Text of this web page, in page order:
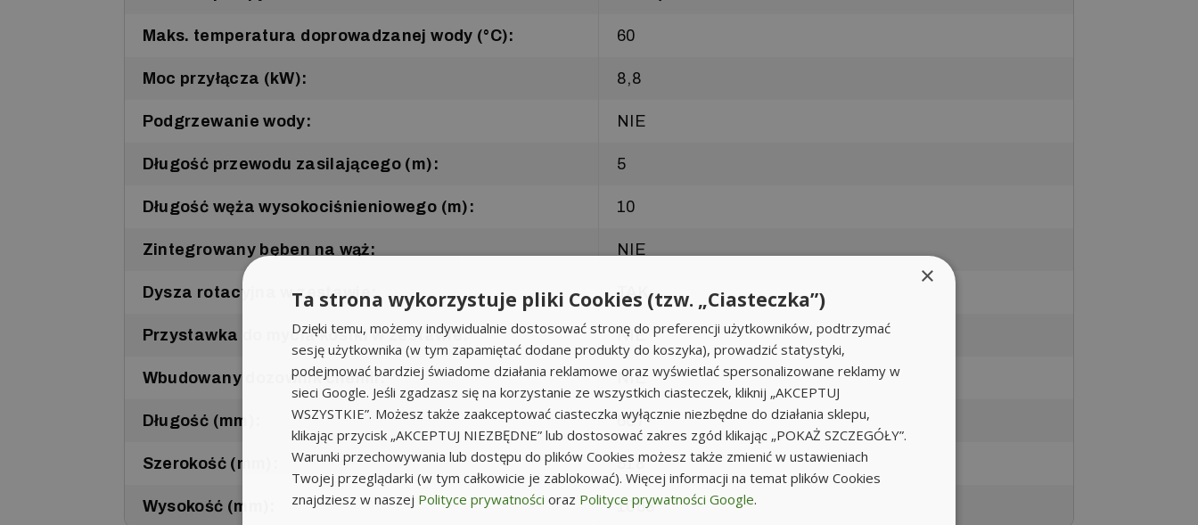
Maks. temperatura doprowadzanej wody (°C): 60
Moc przyłącza (kW): 8,8
Podgrzewanie wody: NIE
Długość przewodu zasilającego (m): 5
Długość węża wysokociśnieniowego (m): 10
Zintegrowany bęben na wąż: NIE
Dysza rotacyjna w zestawie: TAK
Przystawka do mycia kostki w zestawie: NIE
Wbudowany dozownik chemii: NIE
Długość (mm): 607
Szerokość (mm): 518
Wysokość (mm): 1063
×
Ta strona wykorzystuje pliki Cookies (tzw. „Ciasteczka”)
Dzięki temu, możemy indywidualnie dostosować stronę do preferencji użytkowników, podtrzymać
sesję użytkownika (w tym zapamiętać dodane produkty do koszyka), prowadzić statystyki,
podejmować bardziej świadome działania reklamowe oraz wyświetlać spersonalizowane reklamy w
sieci Google. Jeśli zgadzasz się na korzystanie ze wszystkich ciasteczek, kliknij „AKCEPTUJ
WSZYSTKIE”. Możesz także zaakceptować ciasteczka wyłącznie niezbędne do działania sklepu,
klikając przycisk „AKCEPTUJ NIEZBĘDNE” lub dostosować zakres zgód klikając „POKAŻ SZCZEGÓŁY”.
Warunki przechowywania lub dostępu do plików Cookies możesz także zmienić w ustawieniach
Twojej przeglądarki (w tym całkowicie je zablokować). Więcej informacji na temat plików Cookies
znajdziesz w naszej Polityce prywatności oraz Polityce prywatności Google.